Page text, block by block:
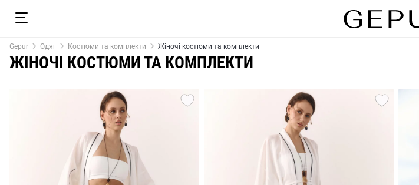
Gepur Одяг Костюми та комплекти Жіночі костюми та комплекти
ЖІНОЧІ КОСТЮМИ ТА КОМПЛЕКТИ